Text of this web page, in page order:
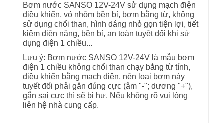
Bơm nước SANSO 12V-24V sử dụng mạch điện
điều khiển, vỏ nhôm bền bỉ, bơm bằng từ, không
sử dụng chổi than, hình dáng nhỏ gọn tiện lợi, tiết
kiệm điện năng, bền bỉ, an toàn tuyệt đối khi sử
dụng điện 1 chiều...
Lưu ý: Bơm nước SANSO 12V-24V là mẫu bơm
điện 1 chiều không chổi than chạy bằng từ tính,
điều khiển bằng mạch điện, nên loại bơm này
tuyết đối phải gắn đúng cực (âm "-"; dương "+"),
gắn sai cực thì sẽ bị hư. Nếu không rõ vui lòng
liên hệ nhà cung cấp.